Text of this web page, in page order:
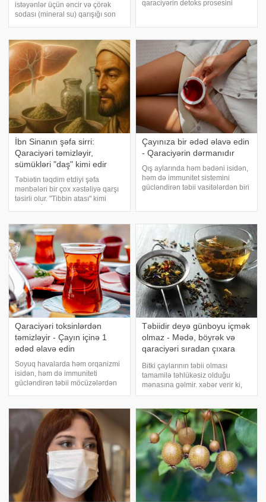
istəyənlər üçün əncir və çörək
sodası (mineral su) qarışığı son
bu qarışım, xüsusən də yağlı
qaraciyər xəstəliyinə qarş
qaraciyərin detoks prosesini
Çester Universitetinin
mütəxəssisi Frankli
İbn Sinanın şəfa sirri:
Qaraciyəri təmizləyir,
sümükləri "daş" kimi edir
Təbiətin təqdim etdiyi şəfa
mənbələri bir çox xəstəliyə qarşı
təsirli olur. "Tibbin atası" kimi
həm qaraciyəri təmizləyir, həm də
sümük sağlamlığını bərp
Çayınıza bir ədəd əlavə edin
- Qaraciyərin dərmanıdır
Qış aylarında həm bədəni isidən,
həm də immunitet sistemini
gücləndirən təbii vasitələrdən biri
təsirləri ilə seçilir. xəbə
Qaraciyəri toksinlərdən
təmizləyir - Çayın içinə 1
ədəd əlavə edin
Soyuq havalarda həm orqanizmi
isidən, həm də immuniteti
gücləndirən təbii möcüzələrdən
xoş ətiri, həm də sağlamlığa
çoxsaylı faydaları ilə seçilir.
Mütəxəssislə
Təbiidir deyə günboyu içmək
olmaz - Mədə, böyrək və
qaraciyəri sıradan çıxara
Bitki çaylarının təbii olması
tamamilə təhlükəsiz olduğu
mənasına gəlmir. xəbər verir ki,
oyuqdəymə və qrip hallarının
sistemini dəstəkləmək məqsədilə
bitki çaylarına maraq xeyli artır.
Lakin